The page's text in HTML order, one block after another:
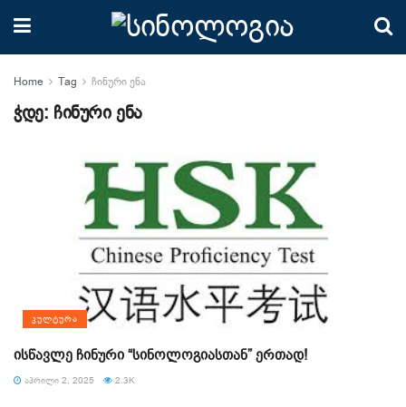
Home Tag ჩინური ენა
ჭდე: ჩინური ენა
ᲙᲣᲚᲢᲣᲠᲐ
ისწავლე ჩინური “სინოლოგიასთან” ერთად!
ᲐᲞᲠᲘᲚᲘ 2, 2025 2.3K